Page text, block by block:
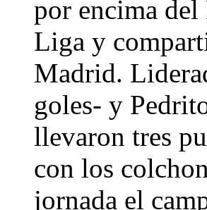
por encima del
Liga y
Madrid.
goles- y
llevaron tres
con los
jornada el